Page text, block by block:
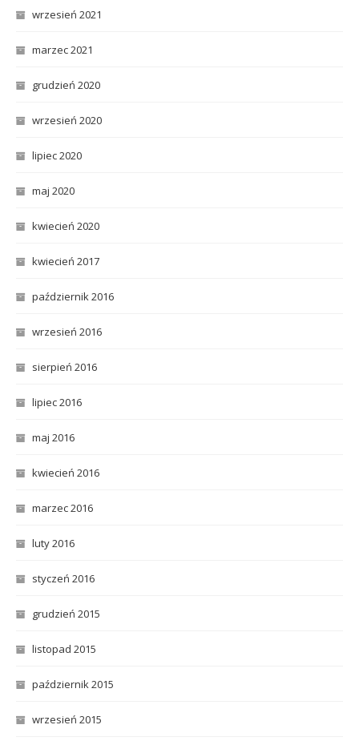
wrzesień 2021
marzec 2021
grudzień 2020
wrzesień 2020
lipiec 2020
maj 2020
kwiecień 2020
kwiecień 2017
październik 2016
wrzesień 2016
sierpień 2016
lipiec 2016
maj 2016
kwiecień 2016
marzec 2016
luty 2016
styczeń 2016
grudzień 2015
listopad 2015
październik 2015
wrzesień 2015